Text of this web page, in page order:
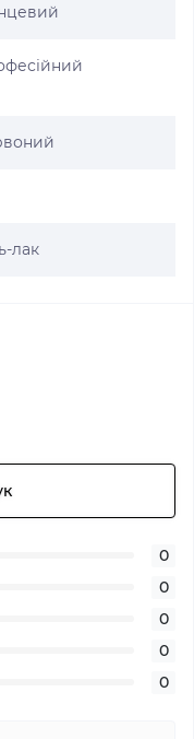
лак
0
0
0
0
0